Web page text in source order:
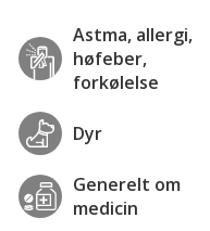
Astma, allergi,
høfeber,
forkølelse
Dyr
Generelt om
medicin